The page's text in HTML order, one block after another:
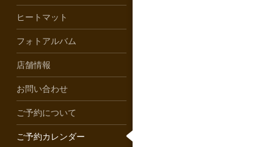
ヒートマット
フォトアルバム
店舗情報
お問い合わせ
ご予約について
ご予約カレンダー